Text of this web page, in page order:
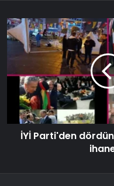
İYİ Parti'den